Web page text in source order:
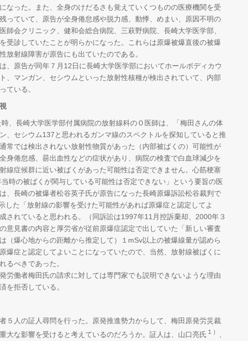
なった。また、全身のけだるさも覚えていくつものの医療機関を受
っていて、原告が全身倦怠感や脱力感、動悸、めまい、原因不明の
師会クリニック、健和会総合病院、三萩野病院、長崎大学医学部、
受診していたことが明らかになった。これらは原爆被爆直後の被爆
放射線障害が原告にも出ていたのである。
、原告が同年７月12日に長崎大学医学部においてホールボディカウ
、マンガン、セシウムといった放射性核種が検出されていて、内部
ている。
、長崎大学医学部付属病院の放射線科のＯ医師は、「梅田さんの体
、セシウム137と思われるガンマ線のスペクトルを探知していると推
常では検出されない放射性物質があった（内部被ばくの）可能性が
身倦怠感、昜出血性などの症状があり、病院の検査で白血球減少を
線症候群に近い被ばくがあった可能性は否定できません。心筋梗塞
時の被ばくが関与している可能性は否定できない」という要旨の医
、長崎の被爆者松谷英子氏が原告になった長崎原爆訴訟松谷裁判で
した「放射線の影響を受けた可能性があれば原爆症と認定してよ
されていると思われる。（同訴訟は1997年11月控訴棄却、2000年３
意見書の内容と厚労省が従前原爆症認定で出していた「新しい審査
（爆心地からの距離から推定して）１mSv以上の被爆線量が認めら
爆症と認定してよいことになっていたので、当然、放射線被ばくに
るべきであった。
労働者梅田氏の請求に対しては専門家でも説明できないような理由
を拒否している。
５人の証人尋問を行った。原発推進勢力からして、梅田原発労災裁
大な影響を受けると考えているのだろうか。証人は、山口亮氏 １）